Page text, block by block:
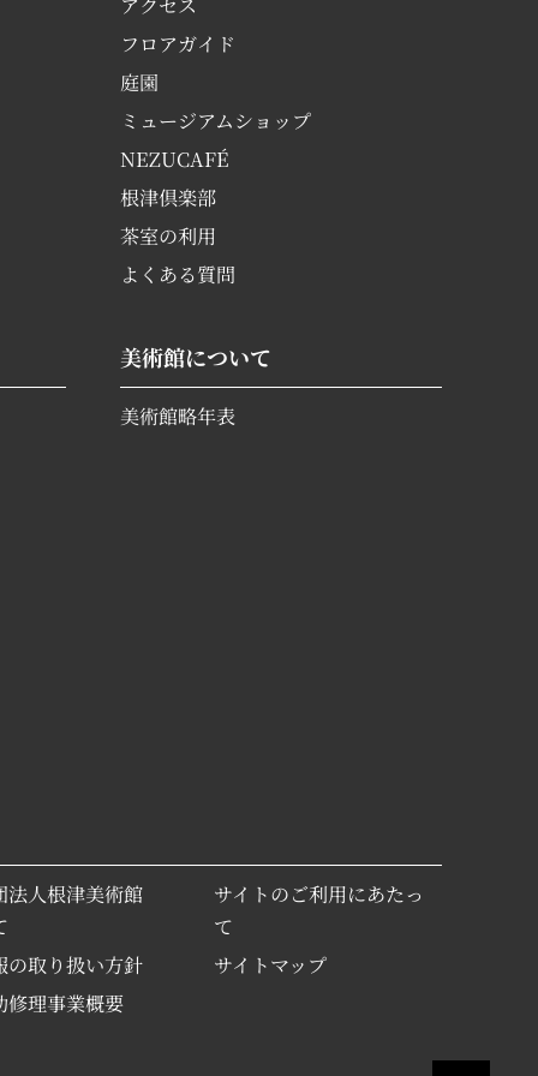
フロアガイド
庭園
ミュージアムショップ
NEZUCAFÉ
根津倶楽部
茶室の利用
よくある質問
美術館について
美術館略年表
法人根津美術館
の取り扱い方針
修理事業概要
サイトのご利用にあたっ
て
サイトマップ